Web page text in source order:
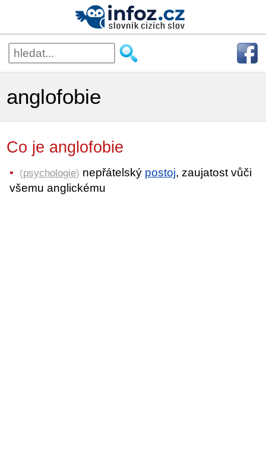
anglofobie
Co je anglofobie
(psychologie) nepřátelský postoj, zaujatost vůči
všemu anglickému